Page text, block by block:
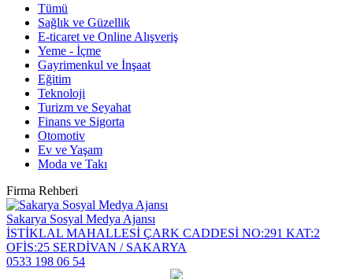
Tümü
Sağlık ve Güzellik
E-ticaret ve Online Alışveriş
Yeme - İçme
Gayrimenkul ve İnşaat
Eğitim
Teknoloji
Turizm ve Seyahat
Finans ve Sigorta
Otomotiv
Ev ve Yaşam
Moda ve Takı
Firma Rehberi
Sakarya Sosyal Medya Ajansı
İSTİKLAL MAHALLESİ ÇARK CADDESİ NO:291 KAT:2
OFİS:25 SERDİVAN / SAKARYA
0533 198 06 54